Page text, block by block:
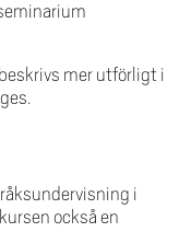
mer utförligt i
i
också en